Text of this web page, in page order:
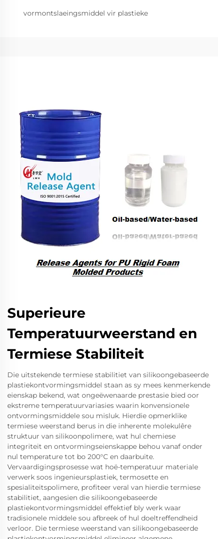
vormontslaeingsmiddel vir plastieke
Superieure
Temperatuurweerstand en
Termiese Stabiliteit
Die uitstekende termiese stabilitiet van silikoongebaseerde
plastiekontvormingsmiddel staan as sy mees kenmerkende
eienskap bekend, wat ongeëwenaarde prestasie bied oor
ekstreme temperatuurvariasies waarin konvensionele
ontvormingsmiddele sou misluk. Hierdie opmerklike
termiese weerstand berus in die inherente molekulêre
struktuur van silikoonpolimere, wat hul chemiese
integriteit en ontvormingseienskappe behou vanaf onder
nul temperature tot bo 200°C en daarbuite.
Vervaardigingsprosesse wat hoë-temperatuur materiale
verwerk soos ingenieursplastiek, termosette en
spesialiteitspolimere, profiteer veral van hierdie termiese
stabilitiet, aangesien die silikoongebaseerde
plastiekontvormingsmiddel effektief bly werk waar
tradisionele middele sou afbreek of hul doeltreffendheid
verloor. Die termiese weerstand van silikoongebaseerde